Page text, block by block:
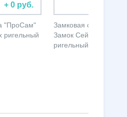
+ 0 руб.
"ПроСам"
ригельный
Замковая система
Замок Сейфовый 4-х
ригельный